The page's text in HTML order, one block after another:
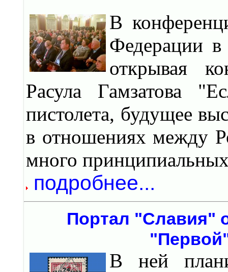
В
Федерации
открывая
Расула Гамзатова
пистолета, будущее
в отношениях между
много
подробнее...
Портал "Славия"
В ней